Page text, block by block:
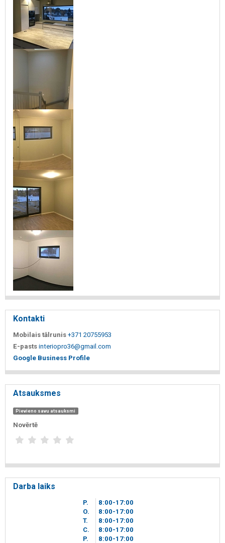
Kontakti
Mobilais tālrunis +371 20755953
E-pasts interiopro36@gmail.com
Google Business Profile
Atsauksmes
Pievieno savu atsauksmi
Novērtē
Darba laiks
P. 8 00-17 00
O.
8 00-17 00
T.
8 00-17 00
C.
8 00-17 00
P.
8 00-17 00